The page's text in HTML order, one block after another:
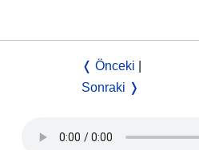
❬ Önceki
Sonraki ❭